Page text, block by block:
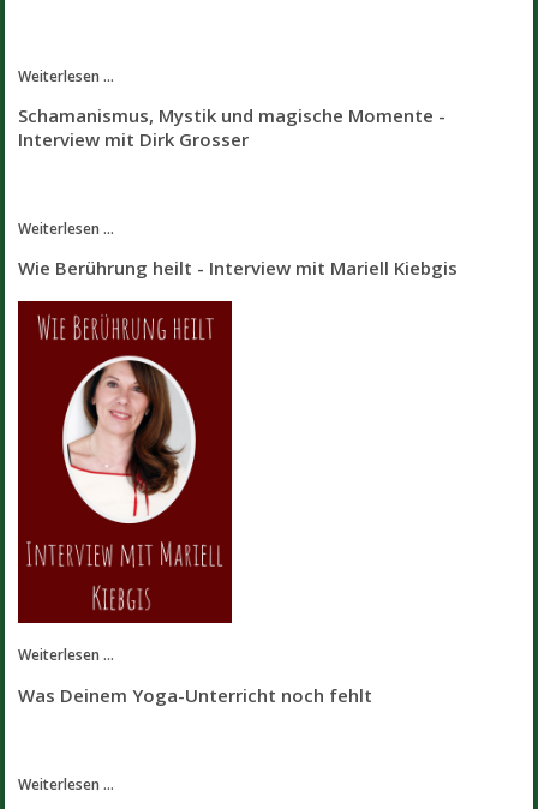
Weiterlesen ...
Schamanismus, Mystik und magische Momente -
Interview mit Dirk Grosser
Weiterlesen ...
Wie Berührung heilt - Interview mit Mariell Kiebgis
Weiterlesen ...
Was Deinem Yoga-Unterricht noch fehlt
Weiterlesen ...